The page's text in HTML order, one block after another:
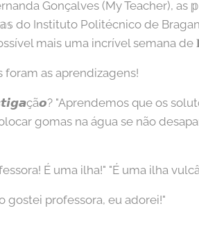
Gonçalves (My Teacher), as
do Instituto Politécnico de
mais uma incrível semana de
foram as aprendizagens!
"Aprendemos que os
gomas na água se não
É uma ilha!" "É uma ilha
professora, eu adorei!"